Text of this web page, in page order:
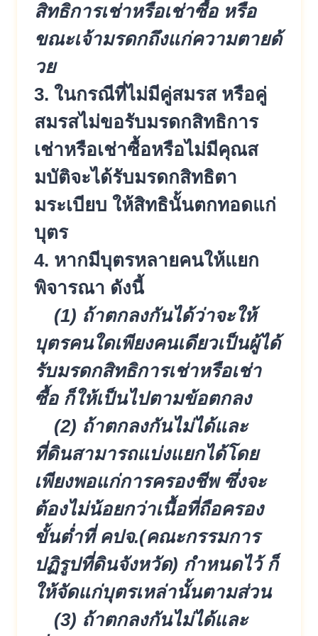
สิทธิการเช่าหรือเช่าซื้อ หรือ
ขณะเจ้ามรดกถึงแก่ความตายด้
วย
3. ในกรณีที่ไม่มีคู่สมรส หรือคู่
สมรสไม่ขอรับมรดกสิทธิการ
เช่าหรือเช่าซื้อหรือไม่มีคุณส
มบัติจะได้รับมรดกสิทธิตา
มระเบี ยบ ให้สิทธินั้นตกทอดแก่
บุตร
4. หากมีบุตรหลายคนให้แยก
พิจารณา ดังนี้
(1) ถ้าตกลงกันได้ว่าจะให้
บุตรคนใดเพียงคนเดียวเป็นผู้ได้
รับมรดกสิทธิการเช่าหรือเช่า
ซื้อ ก็ให้เป็นไปตามข้อตกลง
(2) ถ้าตกลงกันไม่ได้และ
ที่ดินสามารถแบ่งแยกได้โดย
เพียงพอแก่การครองชีพ ซึ่งจะ
ต้องไม่น้อยกว่าเนื้อที่ถือครอง
ขั้นต่ำที่ คปจ.(คณะกรรมการ
ปฏิรูปที่ดินจังหวัด) กำหนดไว้ ก็
ให้จัดแก่บุตรเหล่านั้นตามส่วน
(3) ถ้าตกลงกันไม่ได้และ